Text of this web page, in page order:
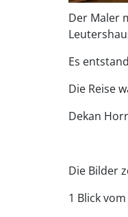
Der Maler
Es
Die Reise
Dekan
Die Bilder
1 Blick